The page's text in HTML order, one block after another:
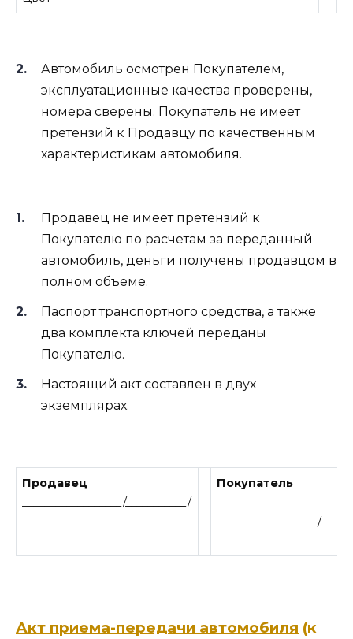
Автомобиль осмотрен Покупателем,
эксплуатационные качества проверены,
номера сверены. Покупатель не имеет
претензий к Продавцу по качественным
характеристикам автомобиля.
Продавец не имеет претензий к
Покупателю по расчетам за переданный
автомобиль, деньги получены продавцом в
полном объеме.
Паспорт транспортного средства, а также
два комплекта ключей переданы
Покупателю.
Настоящий акт составлен в двух
экземплярах.
Продавец
__________________/___________/
Покупатель
__________________/
Акт приема-передачи автомобиля (к